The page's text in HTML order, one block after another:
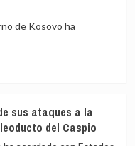
de Kosovo ha
sus ataques a la
del Caspio